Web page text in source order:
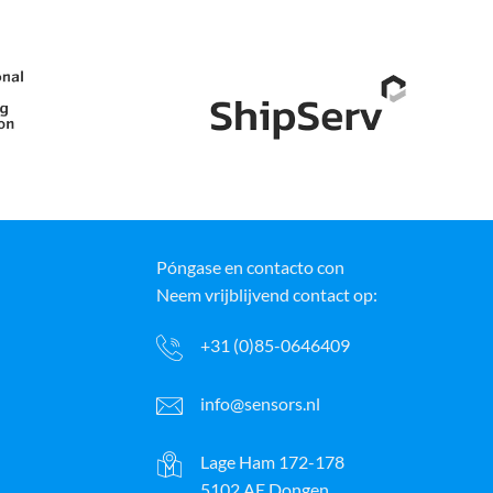
Póngase en contacto con
Neem vrijblijvend contact op:
+31 (0)85-0646409
info@sensors.nl
Lage Ham 172-178